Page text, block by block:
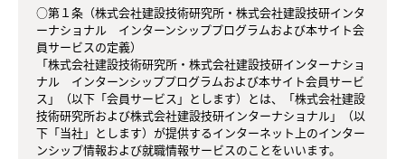
○第１条（株式会社建設技術研究所・株式会社建設技研インタ
ーナショナル　インターンシッププログラムおよび本サイト会
員サービスの定義）
「株式会社建設技術研究所・株式会社建設技研インターナショ
ナル　インターンシッププログラムおよび本サイト会員サービ
ス」（以下「会員サービス」とします）とは、「株式会社建設
技術研究所および株式会社建設技研インターナショナル」（以
下「当社」とします）が提供するインターネット上のインター
ンシップ情報および就職情報サービスのことをいいます。